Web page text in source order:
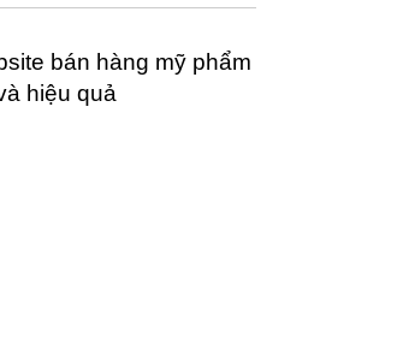
bán hàng mỹ phẩm
hiệu quả